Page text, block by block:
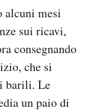
alcuni mesi
sui ricavi,
consegnando
che si
barili. Le
un paio di